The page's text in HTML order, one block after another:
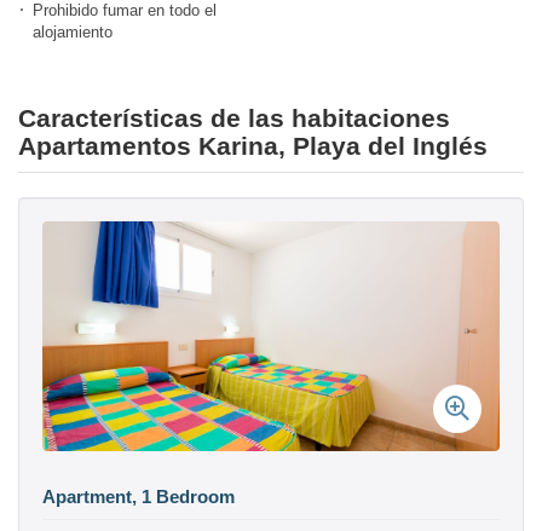
Prohibido fumar en todo el
alojamiento
Características de las habitaciones
Apartamentos Karina, Playa del Inglés
Apartment, 1 Bedroom